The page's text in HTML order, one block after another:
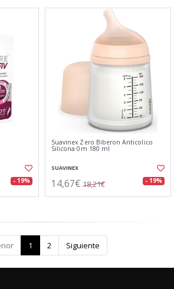
- 19%
Suavinex Zero Biberon Anticolico
Silicona 0m 180 ml
SUAVINEX
14,67€ 18,21€ - 19%
1 2 Siguiente